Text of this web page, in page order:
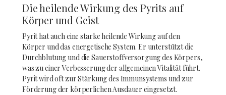
Die heilende Wirkung des Pyrits auf
Körper und Geist
Pyrit hat auch eine starke heilende Wirkung auf den
Körper und das energetische System. Er unterstützt die
Durchblutung und die Sauerstoffversorgung des Körpers,
was zu einer Verbesserung der allgemeinen Vitalität führt.
Pyrit wird oft zur Stärkung des Immunsystems und zur
Förderung der körperlichen Ausdauer eingesetzt.